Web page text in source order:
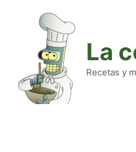
La
Recetas y